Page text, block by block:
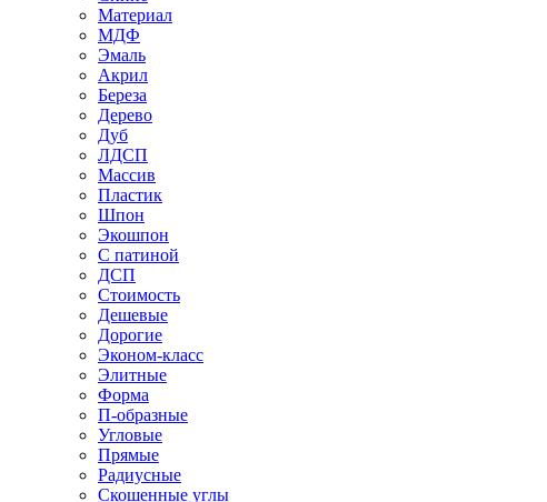
Материал
МДФ
Эмаль
Акрил
Береза
Дерево
Дуб
ЛДСП
Массив
Пластик
Шпон
Экошпон
С патиной
ДСП
Стоимость
Дешевые
Дорогие
Эконом-класс
Элитные
Форма
П-образные
Угловые
Прямые
Радиусные
Скошенные углы